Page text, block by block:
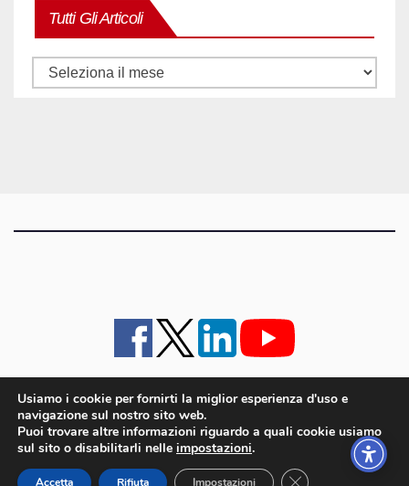
Tutti Gli Articoli
Tutti
iMagazine · contatti e staff · lavora con noi
Cookie policy UE
iMagazine è un marchio di proprietà di Goliardica Editrice redazione in via Aquileia 64a,
Bagnaria Arsa (UD) - P.iva 00559050315
Usiamo i cookie per fornirti la miglior esperienza d'uso e
navigazione sul nostro sito web.
Puoi trovare altre informazioni riguardo a quali cookie usiamo
sul sito o disabilitarli nelle impostazioni.
Accetta Rifiuta Impostazioni Close GDPR